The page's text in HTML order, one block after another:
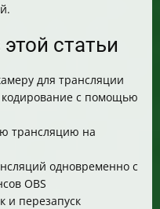
статьи
для трансляции
кодирование с помощью
трансляцию на
одновременно с
OBS
и перезапуск